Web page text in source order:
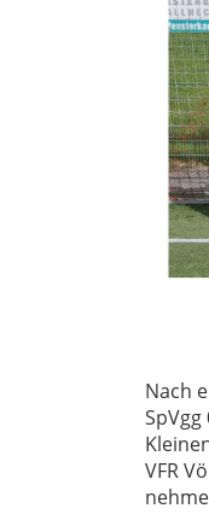
Nach
VFR